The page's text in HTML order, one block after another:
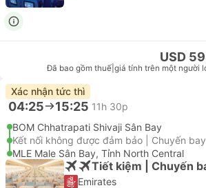
USD
Đã bao gồm thuế giá tính trên một người
Xác nhận tức thì
04:25 15:25 11h 30p
BOM Chhatrapati Shivaji Sân Bay
Kết nối không được đảm bảo | Chuyến
MLE Male Sân Bay, Tỉnh North Central
Tiết kiệm | Chuyến
Emirates